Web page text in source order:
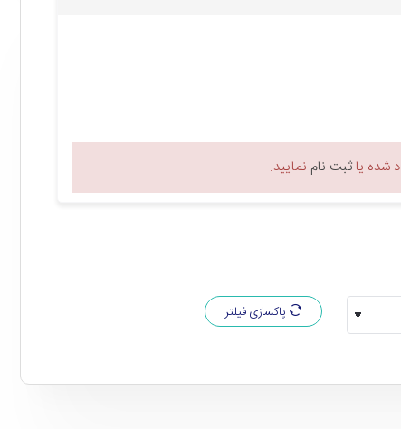
شده یاثبت نام نمایید.
پاکسازی فیلتر